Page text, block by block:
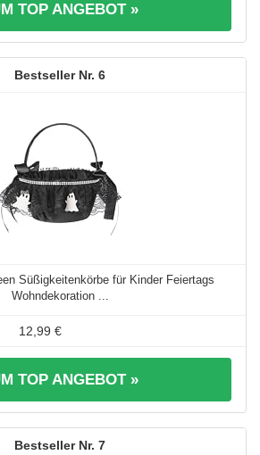
TOP ANGEBOT »
6
Süßigkeitenkörbe für Kinder Feiertags
Wohndekoration ...
12,99 €
TOP ANGEBOT »
7